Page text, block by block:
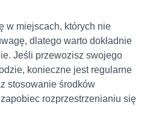
w miejscach, których nie
dlatego warto dokładnie
Jeśli przewozisz swojego
konieczne jest regularne
stosowanie środków
rozprzestrzenianiu się